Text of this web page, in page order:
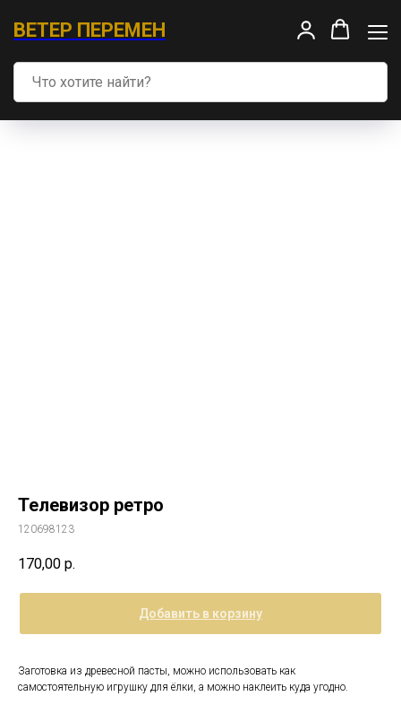
ВЕТЕР ПЕРЕМЕН
Телевизор ретро
120698123
170,00 р.
Добавить в корзину
Заготовка из древесной пасты, можно использовать как
самостоятельную игрушку для ёлки, а можно наклеить куда угодно.